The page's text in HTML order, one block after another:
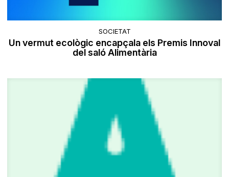
SOCIETAT
Un vermut ecològic encapçala els Premis Innoval
del saló Alimentària